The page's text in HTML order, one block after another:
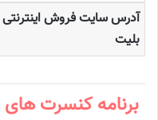
آدرس سایت فروش اینترنتی
بلیت
برنامه کنسرت